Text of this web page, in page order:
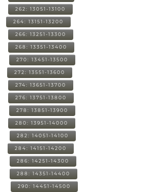
262: 13051-13100
264: 13151-13200
266: 13251-13300
268: 13351-13400
270: 13451-13500
272: 13551-13600
274: 13651-13700
276: 13751-13800
278: 13851-13900
280: 13951-14000
282: 14051-14100
284: 14151-14200
286: 14251-14300
288: 14351-14400
290: 14451-14500